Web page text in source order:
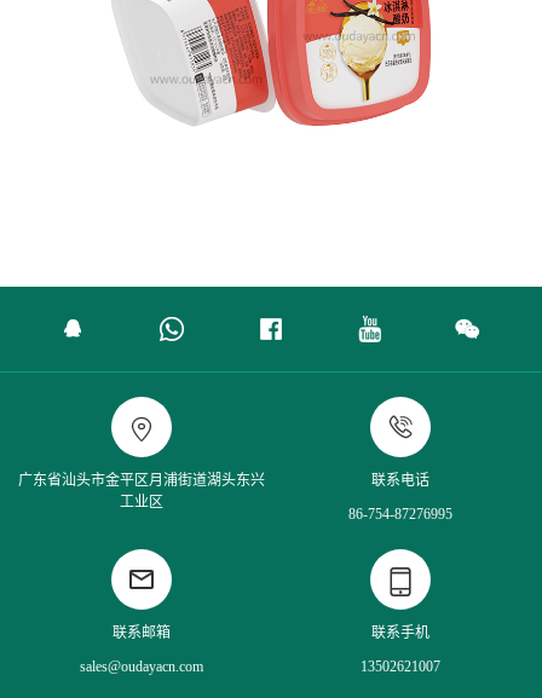

广东省汕头市金平区月浦街道湖头东兴
工业区

联系电话
86-754-87276995

联系邮箱
sales@oudayacn.com

联系手机
13502621007